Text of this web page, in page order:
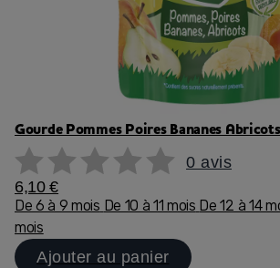
Gourde Pommes Poires Bananes
0 avis
6,10 €
De 6 à 9 mois De 10 à 11 mois De 12 à 14
mois
Ajouter au panier